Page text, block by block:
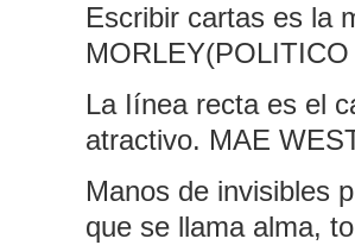
Escribir cartas es la
La Iínea recta es el
atractivo. MAE
Manos de invisibles
que se llama alma,